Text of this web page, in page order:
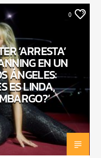
0
‘ARRESTA’
EN UN
ÁNGELES:
ES LINDA,